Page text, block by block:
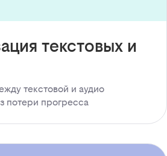
текстовых и
текстовой и аудио
потери прогресса